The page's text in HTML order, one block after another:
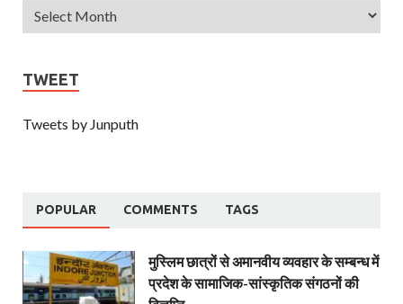
TWEET
Tweets by Junputh
POPULAR COMMENTS TAGS
मुस्लिम छात्रों से अमानवीय व्यवहार के सम्बन्ध में
प्रदेश के सामाजिक-सांस्कृतिक संगठनों की